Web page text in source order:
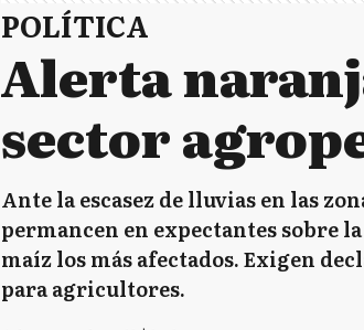
POLÍTICA
Alerta
sector
Ante la escasez de lluvias en las
permancen en expectantes sobre
maíz los más afectados. Exigen
para agricultores.